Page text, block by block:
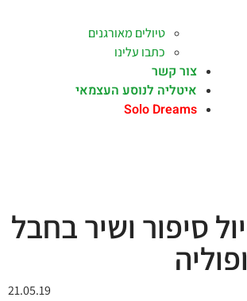
טיולים מאורגנים
כתבו עלינו
צור קשר
איטליה לנוסע העצמאי
Solo Dreams
סיפור ושיר בחבל
21.05.19